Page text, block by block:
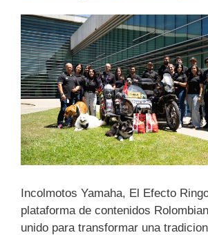
Incolmotos Yamaha, El Efecto
plataforma de contenidos
unido para transformar una